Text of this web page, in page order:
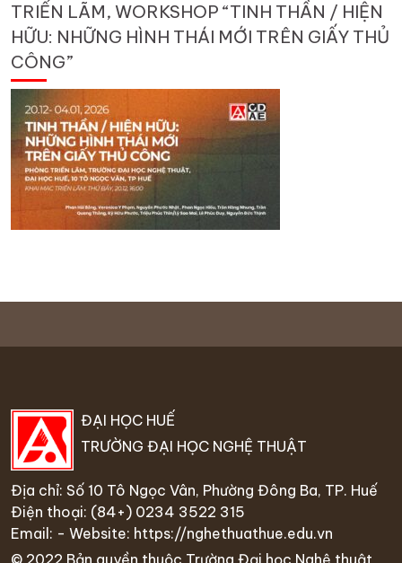
TRIỂN LÃM, WORKSHOP “TINH THẦN / HIỆN
HỮU: NHỮNG HÌNH THÁI MỚI TRÊN GIẤY THỦ
CÔNG”
ĐẠI HỌC HUẾ
TRƯỜNG ĐẠI HỌC NGHỆ THUẬT
Địa chỉ: Số 10 Tô Ngọc Vân, Phường Đông Ba, TP. Huế
Điện thoại: (84+) 0234 3522 315
Email: - Website: https://nghethuathue.edu.vn
© 2022 Bản quyền thuộc Trường Đại học Nghệ thuật,